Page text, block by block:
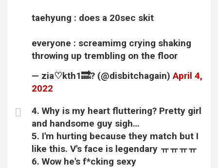
taehyung : does a 20sec skit
everyone : screamimg crying shaking
throwing up trembling on the floor
— zia♡kth1🔜? (@disbitchagain)April 4,
2022
4. Why is my heart fluttering? Pretty girl
and handsome guy sigh…
5. I'm hurting because they match but I
like this. V's face is legendary ㅠㅠㅠㅠ
6. Wow he's f*cking sexy